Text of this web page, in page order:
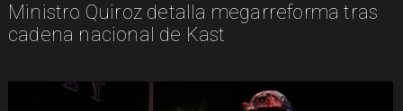
Ministro Quiroz detalla megarreforma tras
cadena nacional de Kast